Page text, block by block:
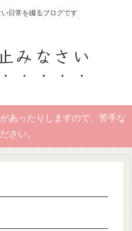
日常を綴るブログです
みなさい
あったりしますので、苦手な
さい。